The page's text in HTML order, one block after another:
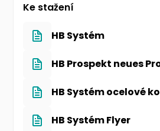
Ke stažení
HB Systém
HB Prospekt neues
HB Systém ocelové
HB Systém Flyer